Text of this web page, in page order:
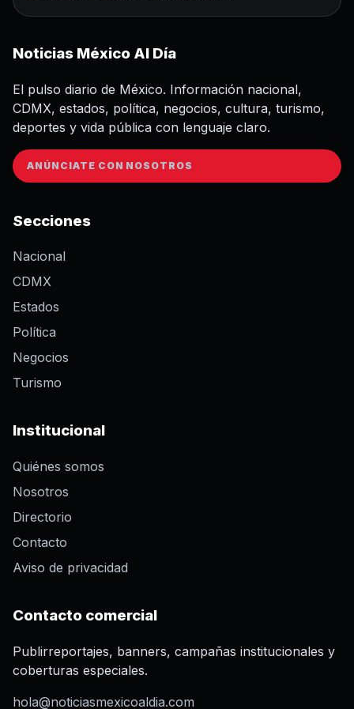
Noticias México Al Día
El pulso diario de México. Información nacional,
CDMX, estados, política, negocios, cultura, turismo,
deportes y vida pública con lenguaje claro.
ANÚNCIATE CON NOSOTROS
Secciones
Nacional
CDMX
Estados
Política
Negocios
Turismo
Institucional
Quiénes somos
Nosotros
Directorio
Contacto
Aviso de privacidad
Contacto comercial
Publirreportajes, banners, campañas institucionales y
coberturas especiales.
hola@noticiasmexicoaldia.com